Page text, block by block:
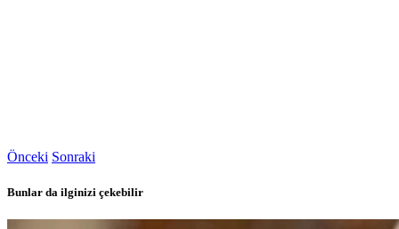
Önceki Sonraki
Bunlar da ilginizi çekebilir